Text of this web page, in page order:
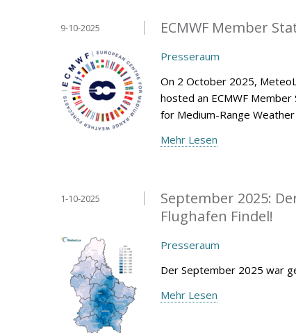
ECMWF Member
9-10-2025
Presseraum
On 2 October 2025,
hosted an ECMWF
for Medium-Range
Mehr Lesen
September 2025:
Flughafen Findel!
1-10-2025
Presseraum
Der September 2025 war
Mehr Lesen